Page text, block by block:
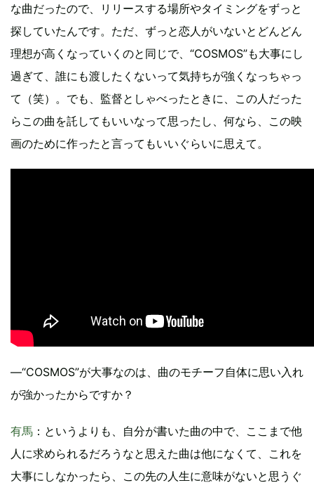
な曲だったので、リリースする場所やタイミングをずっと
探していたんです。ただ、ずっと恋人がいないとどんどん
理想が高くなっていくのと同じで、“COSMOS”も大事にし
過ぎて、誰にも渡したくないって気持ちが強くなっちゃっ
て（笑）。でも、監督としゃべったときに、この人だった
らこの曲を託してもいいなって思ったし、何なら、この映
画のために作ったと言ってもいいぐらいに思えて。
―“COSMOS”が大事なのは、曲のモチーフ自体に思い入れ
が強かったからですか？
有馬 ：というよりも、自分が書いた曲の中で、ここまで他
人に求められるだろうなと思えた曲は他になくて、これを
大事にしなかったら、この先の人生に意味がないと思うぐ